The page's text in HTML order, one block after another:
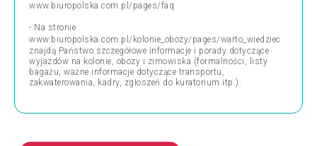
www.biuropolska.com.pl/pages/faq
- Na stronie
www.biuropolska.com.pl/kolonie_obozy/pages/warto_wiedziec
znajdą Państwo szczegółowe informacje i porady dotyczące
wyjazdów na kolonie, obozy i zimowiska (formalności, listy
bagażu, ważne informacje dotyczące transportu,
zakwaterowania, kadry, zgłoszeń do kuratorium itp.).